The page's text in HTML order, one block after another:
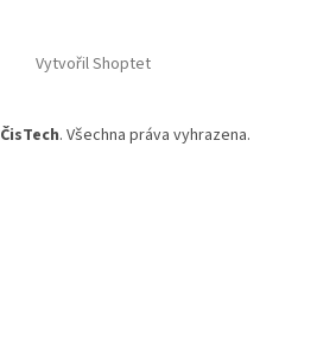
Vytvořil Shoptet
ČisTech. Všechna práva vyhrazena.